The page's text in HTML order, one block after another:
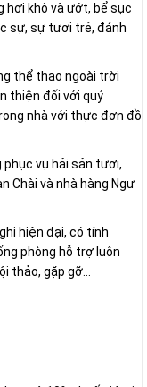
hơi khô và ướt, bể sục
sự, sự tươi trẻ, đánh
thể thao ngoài trời
thiện đối với quý
nhà với thực đơn đồ
phục vụ hải sản tươi,
Chài và nhà hàng Ngư
hiện đại, có tính
phòng hỗ trợ luôn
thảo, gặp gỡ…